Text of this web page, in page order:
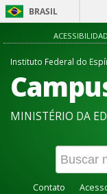
BRASIL
Instituto Federal do
MINISTÉRIO DA
Contato